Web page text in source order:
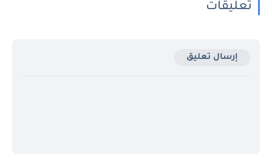
تعليقات
إرسال تعليق